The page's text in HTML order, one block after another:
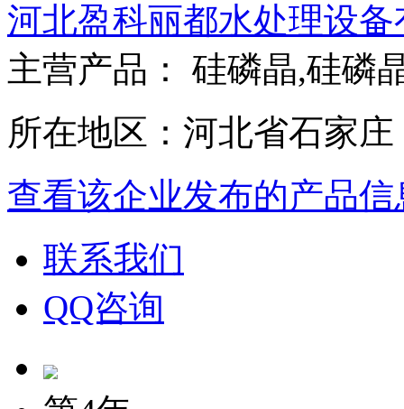
河北盈科丽都水处理设
主营产品： 硅磷晶,硅磷
所在地区：河北省石家庄
查看该企业发布的产品信
联系我们
QQ咨询